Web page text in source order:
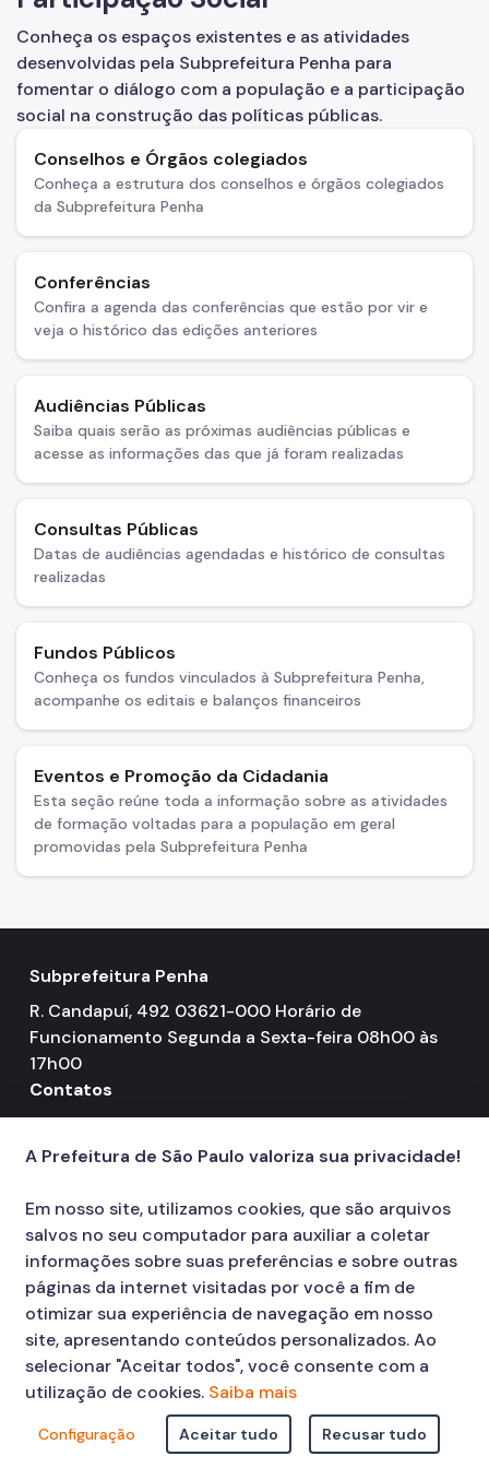
Programa de Metas
Noticias
Conheça os espaços existentes e as atividades
desenvolvidas pela Subprefeitura Penha para
fomentar o diálogo com a população e a participação
social na construção das políticas públicas.
Conselhos e Órgãos colegiados
Conheça a estrutura dos conselhos e órgãos colegiados
da Subprefeitura Penha
Conferências
Confira a agenda das conferências que estão por vir e
veja o histórico das edições anteriores
Audiências Públicas
Saiba quais serão as próximas audiências públicas e
acesse as informações das que já foram realizadas
Consultas Públicas
Datas de audiências agendadas e histórico de consultas
realizadas
Fundos Públicos
Conheça os fundos vinculados à Subprefeitura Penha,
acompanhe os editais e balanços financeiros
Eventos e Promoção da Cidadania
Esta seção reúne toda a informação sobre as atividades
de formação voltadas para a população em geral
promovidas pela Subprefeitura Penha
Subprefeitura Penha
R. Candapuí, 492 03621-000 Horário de
Funcionamento Segunda a Sexta-feira 08h00 às
17h00
Contatos
PABX: 4369-8100
© COPYRIGHT 2026,
Prefeitura Municipal de São Paulo Viaduto do Cha,
15 - Centro - CEP: 01002-020
A Prefeitura de São Paulo valoriza sua privacidade!
Em nosso site, utilizamos cookies, que são arquivos
salvos no seu computador para auxiliar a coletar
informações sobre suas preferências e sobre outras
páginas da internet visitadas por você a fim de
otimizar sua experiência de navegação em nosso
site, apresentando conteúdos personalizados. Ao
selecionar "Aceitar todos", você consente com a
utilização de cookies. Saiba mais
Configuração Aceitar tudo Recusar tudo